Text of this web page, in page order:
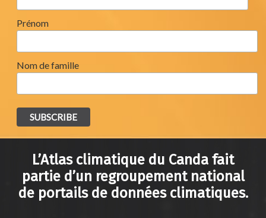
Prénom
Nom de famille
L’Atlas climatique du Canda fait
partie d’un regroupement national
de portails de données climatiques.